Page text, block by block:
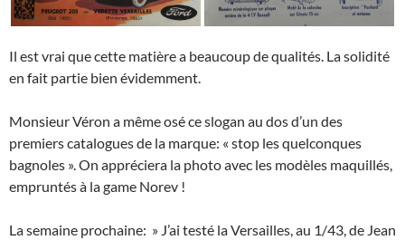
Il est vrai que cette matière a beaucoup de qualités. La solidité
en fait partie bien évidemment.
Monsieur Véron a même osé ce slogan au dos d’un des
premiers catalogues de la marque: « stop les quelconques
bagnoles ». On appréciera la photo avec les modèles maquillés,
empruntés à la game Norev !
La semaine prochaine: » J’ai testé la Versailles, au 1/43, de Jean